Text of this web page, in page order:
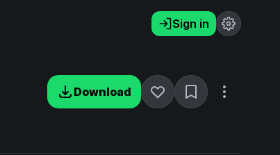
Sign in
Download